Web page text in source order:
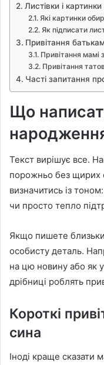
Листівки і
Які картинки
Як підписати
Привітання
Привітання мамі
Привітання
Часті запитання
Що
Текст вирішує все.
порожньо без щирих
визначитись із
чи просто тепло
Якщо пишете
особисту деталь.
на цю новину або як
дрібниці роблять
Короткі
сина
Іноді краще сказати